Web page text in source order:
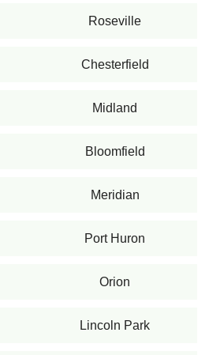
Roseville
Chesterfield
Midland
Bloomfield
Meridian
Port Huron
Orion
Lincoln Park